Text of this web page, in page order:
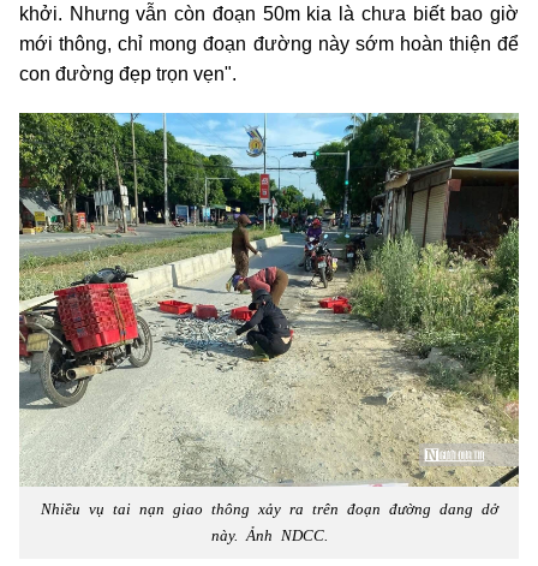
khởi. Nhưng vẫn còn đoạn 50m kia là chưa biết bao giờ
mới thông, chỉ mong đoạn đường này sớm hoàn thiện để
con đường đẹp trọn vẹn".
Nhiều vụ tai nạn giao thông xảy ra trên đoạn đường dang dở
này. Ảnh NDCC.